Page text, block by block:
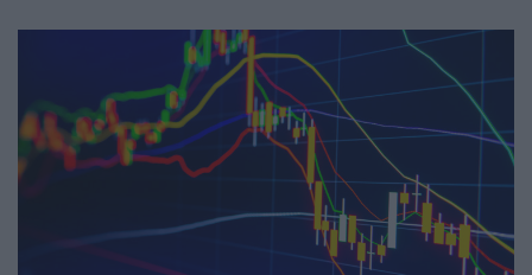
tagjait, köztük Lisa Cook kormányzót és Jerome Powell
korábbi elnököt. Bár a Legfelsőbb Bíróság egyelőre
megakadályozta Cook eltávolítását, a szűk jogi alapokon
nyugvó döntés nem zárta le végleg a kérdést, és Trump már
jelezte, hogy újraindítja az eljárást. A washingtoni testület
mellett a kormányzat a regionális Fed-bankokra is
kiterjeszti figyelmét – Scott Bessent pénzügyminiszter az
Atlantai Fed megüresedett elnöki posztjára keres az elnök
gazdaságpolitikájához közel álló jelöltet. A háttérben a